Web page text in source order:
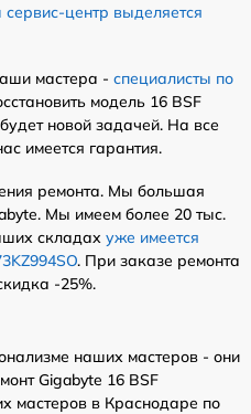
центр выделяется
мастера - специалисты по
модель 16 BSF
новой задачей. На все
имеется гарантия.
ремонта. Мы большая
Мы имеем более 20 тыс.
складах уже имеется
. При заказе ремонта
-25%.
наших мастеров - они
Gigabyte 16 BSF
мастеров в Краснодаре по